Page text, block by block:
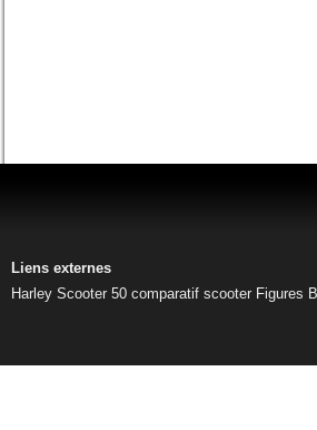
Liens externes
Harley Scooter 50 comparatif scooter Figures